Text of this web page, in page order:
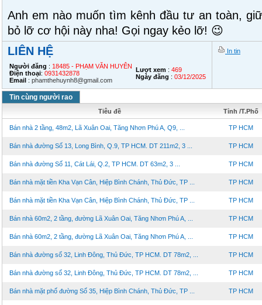
Anh em nào muốn tìm kênh đầu tư an toàn,
bỏ lỡ cơ hội này nha! Gọi ngay kẻo lỡ! 😉
LIÊN HỆ
Người đăng : 18485 - PHẠM VĂN HUYÊN
Điện thoại: 0931432878
Email : phamthehuynh8@gmail.com
Lượt xem : 469
Ngày đăng : 03/12/2025
In tin
Tin cùng người rao
Tiêu đề Tỉnh /T.Phố
Bán nhà 2 tầng, 48m2, Lã Xuân Oai, Tăng Nhơn Phú A, Q9, ... TP HCM
Bán nhà đường Số 13, Long Bình, Q.9, TP HCM. DT 211m2, 3 ... TP HCM
Bán nhà đường Số 11, Cát Lái, Q.2, TP HCM. DT 63m2, 3 ... TP HCM
Bán nhà mặt tiền Kha Vạn Cân, Hiệp Bình Chánh, Thủ Đức, TP ... TP HCM
Bán nhà mặt tiền Kha Vạn Cân, Hiệp Bình Chánh, Thủ Đức, TP ... TP HCM
Bán nhà 60m2, 2 tầng, đường Lã Xuân Oai, Tăng Nhơn Phú A, ... TP HCM
Bán nhà 60m2, 2 tầng, đường Lã Xuân Oai, Tăng Nhơn Phú A, ... TP HCM
Bán nhà đường số 32, Linh Đông, Thủ Đức, TP HCM. DT 78m2, ... TP HCM
Bán nhà đường số 32, Linh Đông, Thủ Đức, TP HCM. DT 78m2, ... TP HCM
Bán nhà mặt phố đường Số 35, Hiệp Bình Chánh, Thủ Đức, TP ... TP HCM